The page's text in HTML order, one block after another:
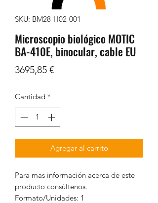
SKU: BM28-H02-001
Microscopio biológico MOTIC
BA-410E, binocular, cable EU
3695,85 €Precio
Cantidad *
Agregar al carrito
Para mas información acerca de este
producto consúltenos.
Formato/Unidades: 1